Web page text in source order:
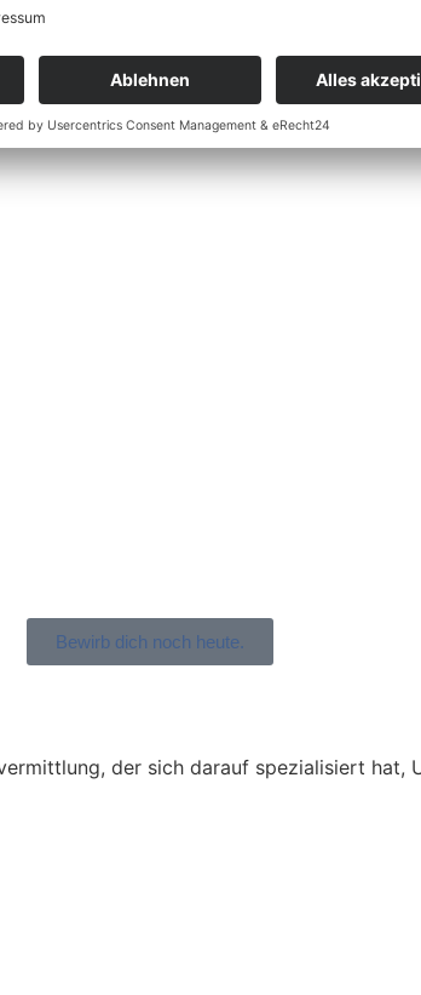
Bewirb dich noch heute.
der sich darauf spezialisiert hat,